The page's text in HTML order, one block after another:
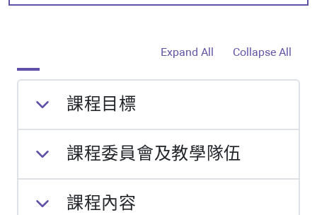
Expand All Collapse All
課程目標
課程委員會及教學隊伍
課程內容